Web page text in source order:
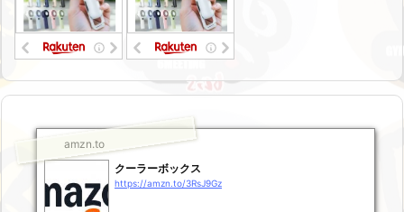
amzn.to
クーラーボックス
https://amzn.to/3RsJ9Gz